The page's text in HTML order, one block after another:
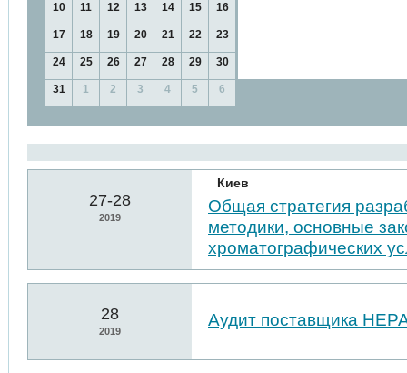
10 11 12 13 14 15 16
17 18 19 20 21 22 23
24 25 26 27 28 29 30
31 1 2 3 4 5 6
27-28
2019
Киев
Общая стратегия
методики, основные
хроматографических
28
2019
Аудит поставщика